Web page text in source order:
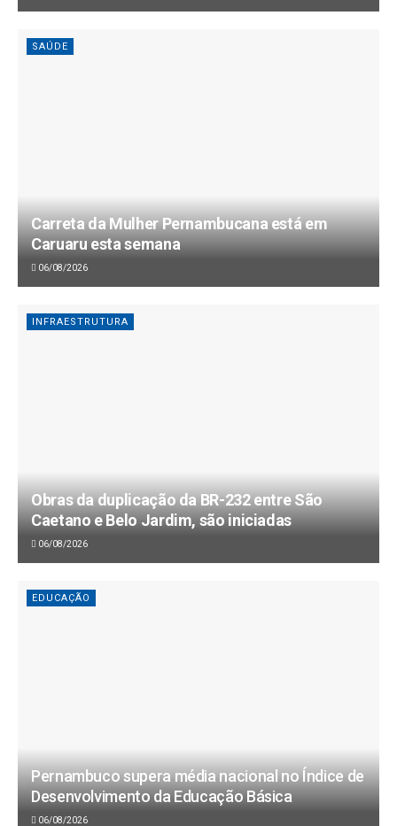
SAÚDE
Carreta da Mulher Pernambucana está em
Caruaru esta semana
06/08/2026
INFRAESTRUTURA
Obras da duplicação da BR-232 entre São
Caetano e Belo Jardim, são iniciadas
06/08/2026
EDUCAÇÃO
Pernambuco supera média nacional no Índice de
Desenvolvimento da Educação Básica
06/08/2026